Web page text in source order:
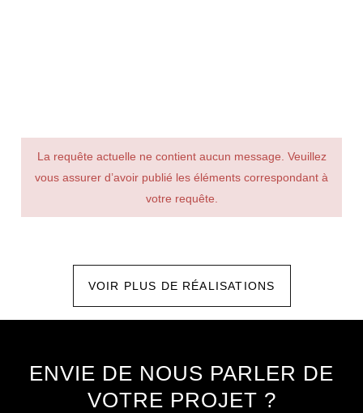
La requête actuelle ne contient aucun message. Veuillez
vous assurer d’avoir publié les éléments correspondant à
votre requête.
VOIR PLUS DE RÉALISATIONS
ENVIE DE NOUS PARLER DE
VOTRE PROJET ?